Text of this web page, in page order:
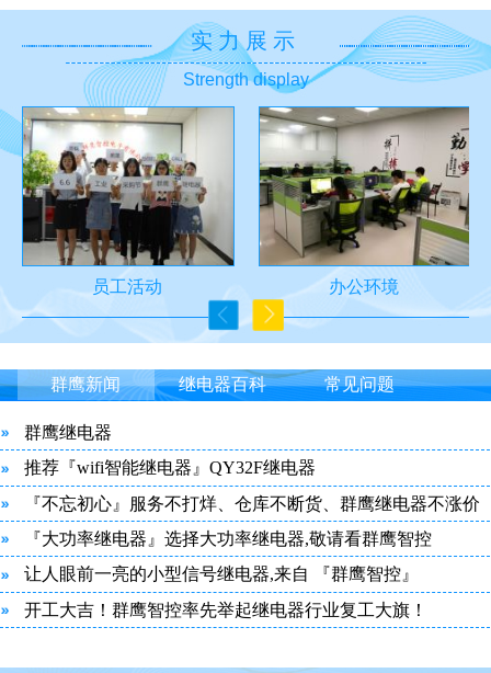
实力展示
Strength display
员工活动 办公环境
群鹰新闻 继电器百科 常见问题
群鹰继电器
推荐『wifi智能继电器』QY32F继电器
『不忘初心』服务不打烊、仓库不断货、群鹰继电器不涨价
『大功率继电器』选择大功率继电器,敬请看群鹰智控
让人眼前一亮的小型信号继电器,来自 『群鹰智控』
开工大吉！群鹰智控率先举起继电器行业复工大旗！